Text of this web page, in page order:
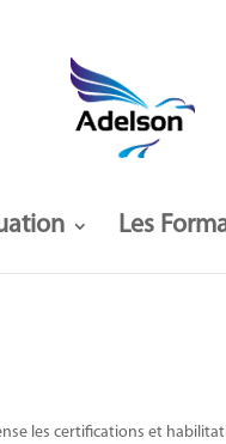
Les
les certifications et